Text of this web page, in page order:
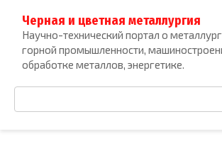
контенту
Черная и цветная металлургия
Научно-технический портал о
горной промышленности,
обработке металлов, энергетике.
Поиск: